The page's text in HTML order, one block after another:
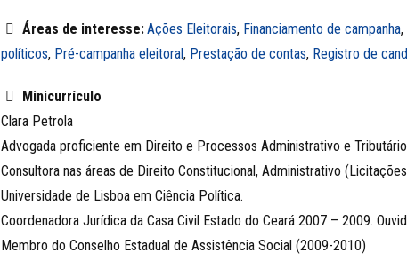
Áreas de interesse:Ações Eleitorais, Financiamento de campanha,
políticos, Pré-campanha eleitoral, Prestação de contas, Registro de
Minicurrículo
Clara Petrola
Advogada proficiente em Direito e Processos Administrativo e
Consultora nas áreas de Direito Constitucional, Administrativo
Universidade de Lisboa em Ciência Política.
Coordenadora Jurídica da Casa Civil Estado do Ceará 2007 – 2009.
Membro do Conselho Estadual de Assistência Social (2009-2010)